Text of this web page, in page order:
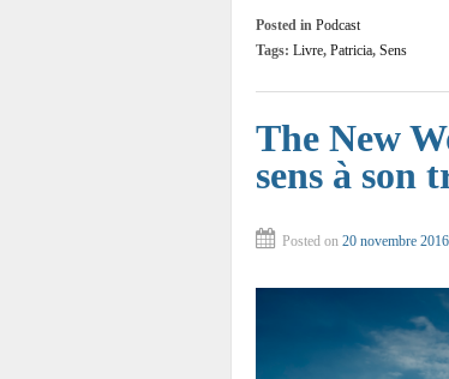
Posted in Podcast
Tags: Livre, Patricia, Sens
The New
sens à son
Posted on 20 novembre 2016